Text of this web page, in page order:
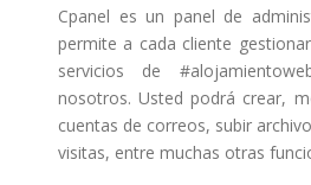
Cpanel es un panel de
permite a cada cliente
servicios de
nosotros. Usted podrá crear,
cuentas de correos, subir
visitas, entre muchas otras